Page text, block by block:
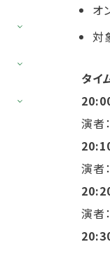
オ
対
タイ
演者
演者
演者